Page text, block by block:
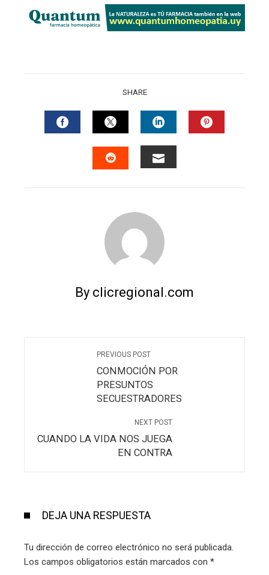
SHARE
FACEBOOKTWITTERLINKEDIN
By clicregional.com
PREVIOUS POST
CONMOCIÓN POR
PRESUNTOS
SECUESTRADORES
NEXT POST
CUANDO LA VIDA NOS JUEGA
EN CONTRA
DEJA UNA RESPUESTA
Tu dirección de correo electrónico no será publicada.
Los campos obligatorios están marcados con *